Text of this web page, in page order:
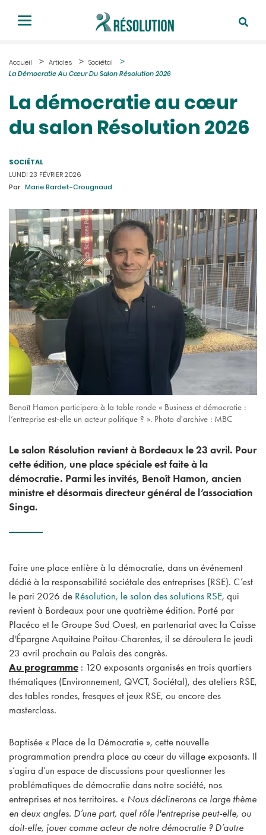
Accueil Articles
Sociétal
La Démocratie Au Cœur Du Salon Résolution 2026
La démocratie au cœur
du salon Résolution 2026
SOCIÉTAL
LUNDI 23 FÉVRIER 2026
Par Marie Bardet-Crougnaud
Benoît Hamon participera à la table ronde « Business et démocratie :
l’entreprise est-elle un acteur politique ? ». Photo d'archive : MBC
Le salon Résolution revient à Bordeaux le 23 avril. Pour
cette édition, une place spéciale est faite à la
démocratie. Parmi les invités, Benoît Hamon, ancien
ministre et désormais directeur général de l’association
Singa.
Faire une place entière à la démocratie, dans un événement
dédié à la responsabilité sociétale des entreprises (RSE). C’est
le pari 2026 de Résolution, le salon des solutions RSE, qui
revient à Bordeaux pour une quatrième édition. Porté par
Placéco et le Groupe Sud Ouest, en partenariat avec la Caisse
d'Épargne Aquitaine Poitou-Charentes, il se déroulera le jeudi
23 avril prochain au Palais des congrès.
Au programme : 120 exposants organisés en trois quartiers
thématiques (Environnement, QVCT, Sociétal), des ateliers RSE,
des tables rondes, fresques et jeux RSE, ou encore des
masterclass.
Baptisée « Place de la Démocratie », cette nouvelle
programmation prendra place au cœur du village exposants. Il
s’agira d’un espace de discussions pour questionner les
problématiques de démocratie dans notre société, nos
entreprises et nos territoires. « Nous déclinerons ce large thème
en deux angles. D’une part, quel rôle l'entreprise peut-elle, ou
doit-elle, jouer comme acteur de notre démocratie ? D’autre